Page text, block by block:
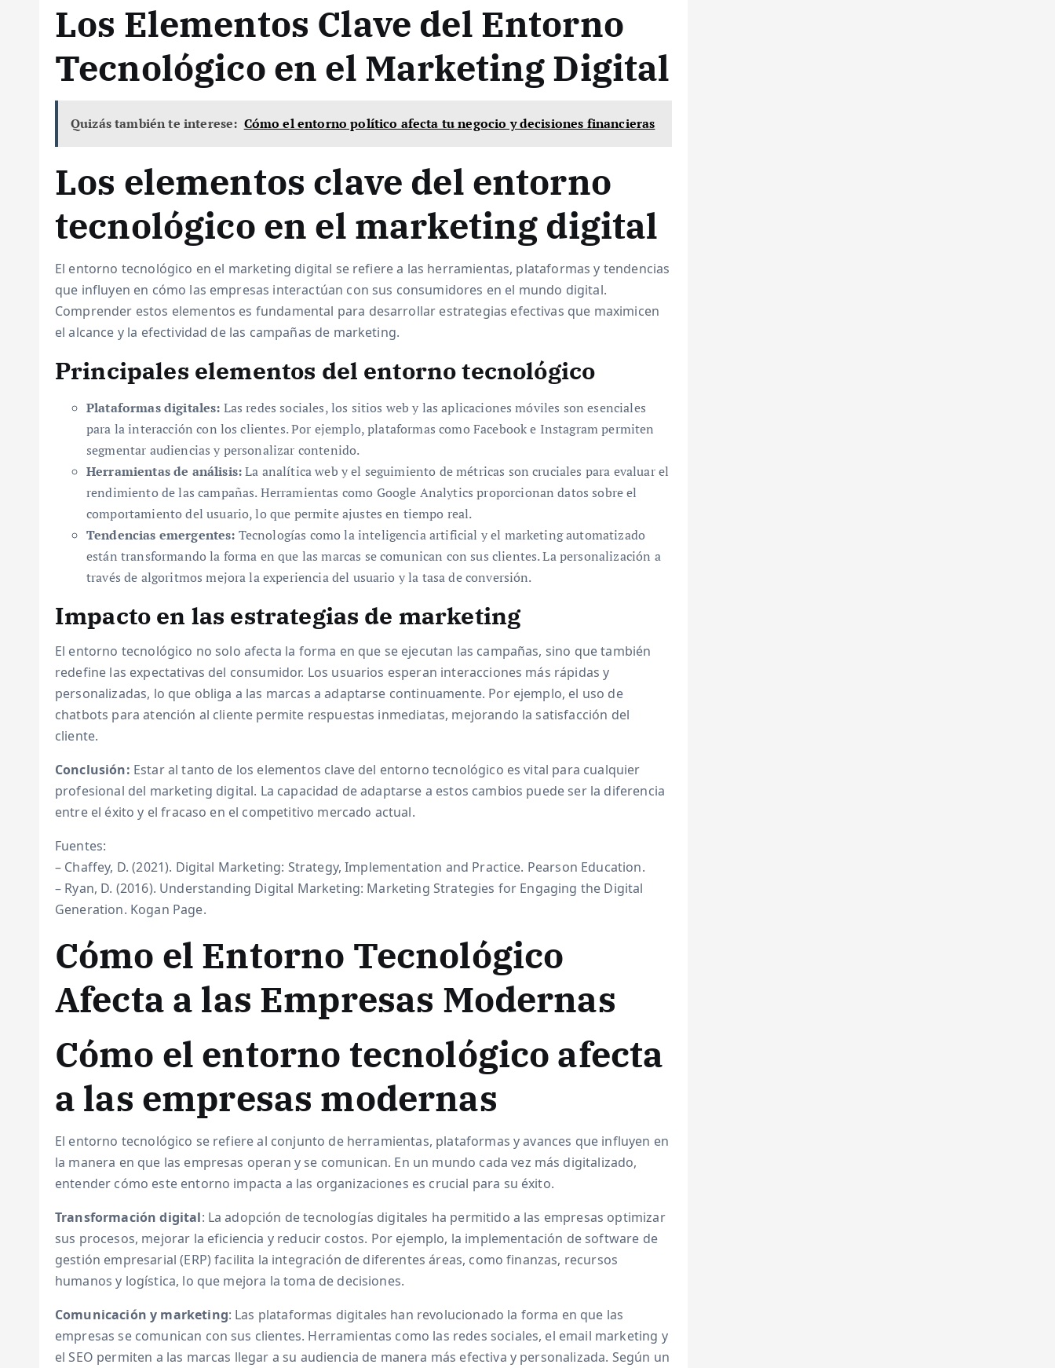
Los Elementos Clave del Entorno
Tecnológico en el Marketing Digital
Quizás también te interese: Cómo el entorno político afecta tu negocio y decisiones financieras
Los elementos clave del entorno
tecnológico en el marketing digital
El entorno tecnológico en el marketing digital se refiere a las herramientas, plataformas y tendencias
que influyen en cómo las empresas interactúan con sus consumidores en el mundo digital.
Comprender estos elementos es fundamental para desarrollar estrategias efectivas que maximicen
el alcance y la efectividad de las campañas de marketing.
Principales elementos del entorno tecnológico
Plataformas digitales: Las redes sociales, los sitios web y las aplicaciones móviles son esenciales
para la interacción con los clientes. Por ejemplo, plataformas como Facebook e Instagram permiten
segmentar audiencias y personalizar contenido.
Herramientas de análisis:La analítica web y el seguimiento de métricas son cruciales para evaluar el
rendimiento de las campañas. Herramientas como Google Analytics proporcionan datos sobre el
comportamiento del usuario, lo que permite ajustes en tiempo real.
Tendencias emergentes: Tecnologías como la inteligencia artificial y el marketing automatizado
están transformando la forma en que las marcas se comunican con sus clientes. La personalización a
través de algoritmos mejora la experiencia del usuario y la tasa de conversión.
Impacto en las estrategias de marketing
El entorno tecnológico no solo afecta la forma en que se ejecutan las campañas, sino que también
redefine las expectativas del consumidor. Los usuarios esperan interacciones más rápidas y
personalizadas, lo que obliga a las marcas a adaptarse continuamente. Por ejemplo, el uso de
chatbots para atención al cliente permite respuestas inmediatas, mejorando la satisfacción del
cliente.
Conclusión: Estar al tanto de los elementos clave del entorno tecnológico es vital para cualquier
profesional del marketing digital. La capacidad de adaptarse a estos cambios puede ser la diferencia
entre el éxito y el fracaso en el competitivo mercado actual.
Fuentes:
– Chaffey, D. (2021). Digital Marketing: Strategy, Implementation and Practice. Pearson Education.
– Ryan, D. (2016). Understanding Digital Marketing: Marketing Strategies for Engaging the Digital
Generation. Kogan Page.
Cómo el Entorno Tecnológico
Afecta a las Empresas Modernas
Cómo el entorno tecnológico afecta
a las empresas modernas
El entorno tecnológico se refiere al conjunto de herramientas, plataformas y avances que influyen en
la manera en que las empresas operan y se comunican. En un mundo cada vez más digitalizado,
entender cómo este entorno impacta a las organizaciones es crucial para su éxito.
Transformación digital: La adopción de tecnologías digitales ha permitido a las empresas optimizar
sus procesos, mejorar la eficiencia y reducir costos. Por ejemplo, la implementación de software de
gestión empresarial (ERP) facilita la integración de diferentes áreas, como finanzas, recursos
humanos y logística, lo que mejora la toma de decisiones.
Comunicación y marketing: Las plataformas digitales han revolucionado la forma en que las
empresas se comunican con sus clientes. Herramientas como las redes sociales, el email marketing y
el SEO permiten a las marcas llegar a su audiencia de manera más efectiva y personalizada. Según un